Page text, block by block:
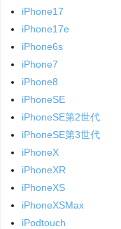
iPhone17
iPhone17e
iPhone6s
iPhone7
iPhone8
iPhoneSE
iPhoneSE第2世代
iPhoneSE第3世代
iPhoneX
iPhoneXR
iPhoneXS
iPhoneXSMax
iPodtouch